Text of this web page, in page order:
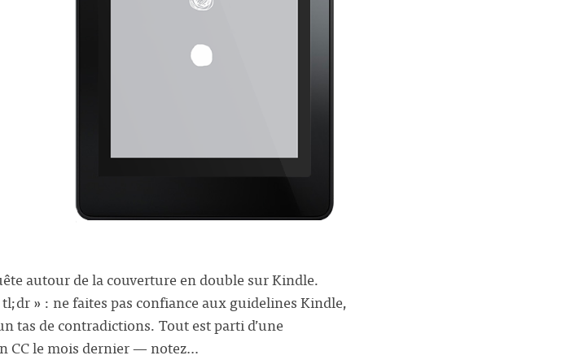
autour de la couverture en double sur Kindle.
» : ne faites pas confiance aux guidelines Kindle,
tas de contradictions. Tout est parti d’une
CC le mois dernier — notez…